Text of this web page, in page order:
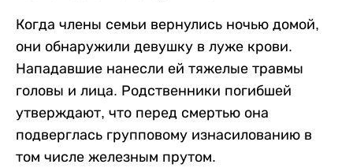
Когда члены семьи вернулись ночью домой,
они обнаружили девушку в луже крови.
Нападавшие нанесли ей тяжелые травмы
головы и лица. Родственники погибшей
утверждают, что перед смертью она
подверглась групповому изнасилованию в
том числе железным прутом.